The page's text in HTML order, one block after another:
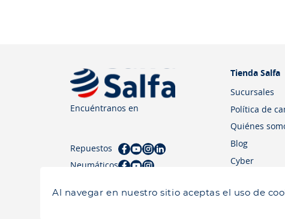
Al navegar en nuestro sitio aceptas el uso de
Encuéntranos en
Repuestos
Neumáticos
Tienda Salfa
Sucursales
Política de
Quiénes
Blog
Cyber